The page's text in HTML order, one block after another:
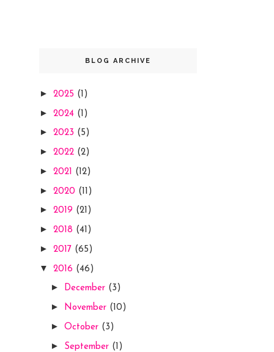
BLOG ARCHIVE
► 2025 (1)
► 2024 (1)
► 2023 (5)
► 2022 (2)
► 2021 (12)
► 2020 (11)
► 2019 (21)
► 2018 (41)
► 2017 (65)
▼ 2016 (46)
► December (3)
► November (10)
► October (3)
► September (1)